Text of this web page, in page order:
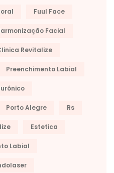
Fuul Face
Facial
Revitalize
Preenchimento Labial
Porto Alegre Rs
Estetica
Labial